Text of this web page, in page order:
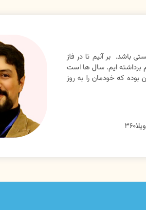
باشد. بر آنیم تا در فاز
برداشته ایم. سال ها است
که خودمان را به روز